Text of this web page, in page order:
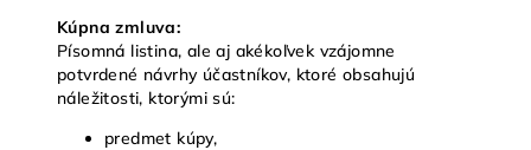
Kúpna zmluva:
Písomná listina, ale aj akékoľvek vzájomne
potvrdené návrhy účastníkov, ktoré obsahujú
náležitosti, ktorými sú:
predmet kúpy,